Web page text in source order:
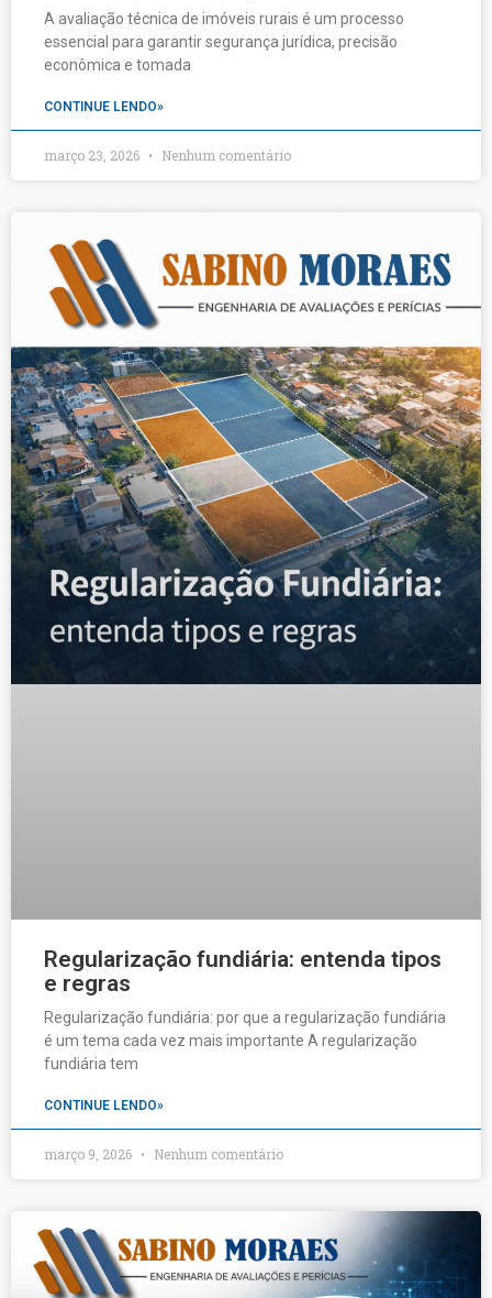
A avaliação técnica de imóveis rurais é um processo
essencial para garantir segurança jurídica, precisão
econômica e tomada
CONTINUE LENDO»
março 23, 2026 Nenhum comentário
Regularização fundiária: entenda tipos
e regras
Regularização fundiária: por que a regularização fundiária
é um tema cada vez mais importante A regularização
fundiária tem
CONTINUE LENDO»
março 9, 2026 Nenhum comentário